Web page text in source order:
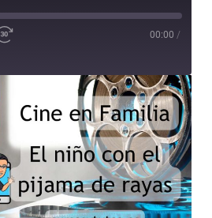
00:00 /